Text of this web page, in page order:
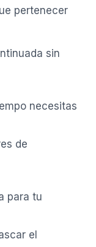
pertenecer
sin
necesitas
de
para tu
el